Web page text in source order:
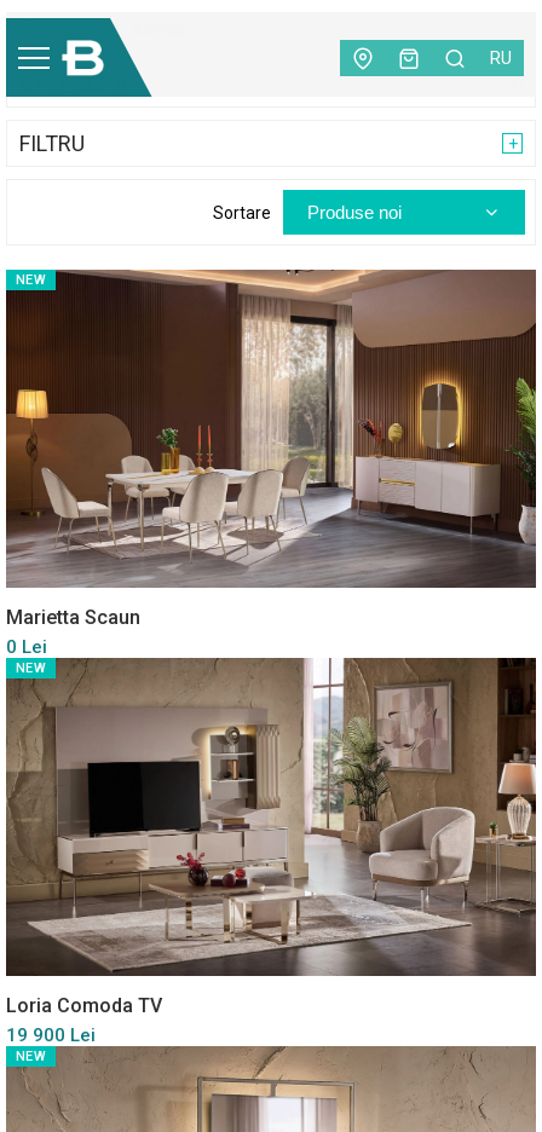
RU
|
CATEGORII
FILTRU
Sortare Produse noi
NEW
Marietta Scaun
0 Lei
NEW
Loria Comoda TV
19 900 Lei
NEW